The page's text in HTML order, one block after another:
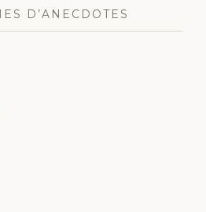
D’ANECDOTES